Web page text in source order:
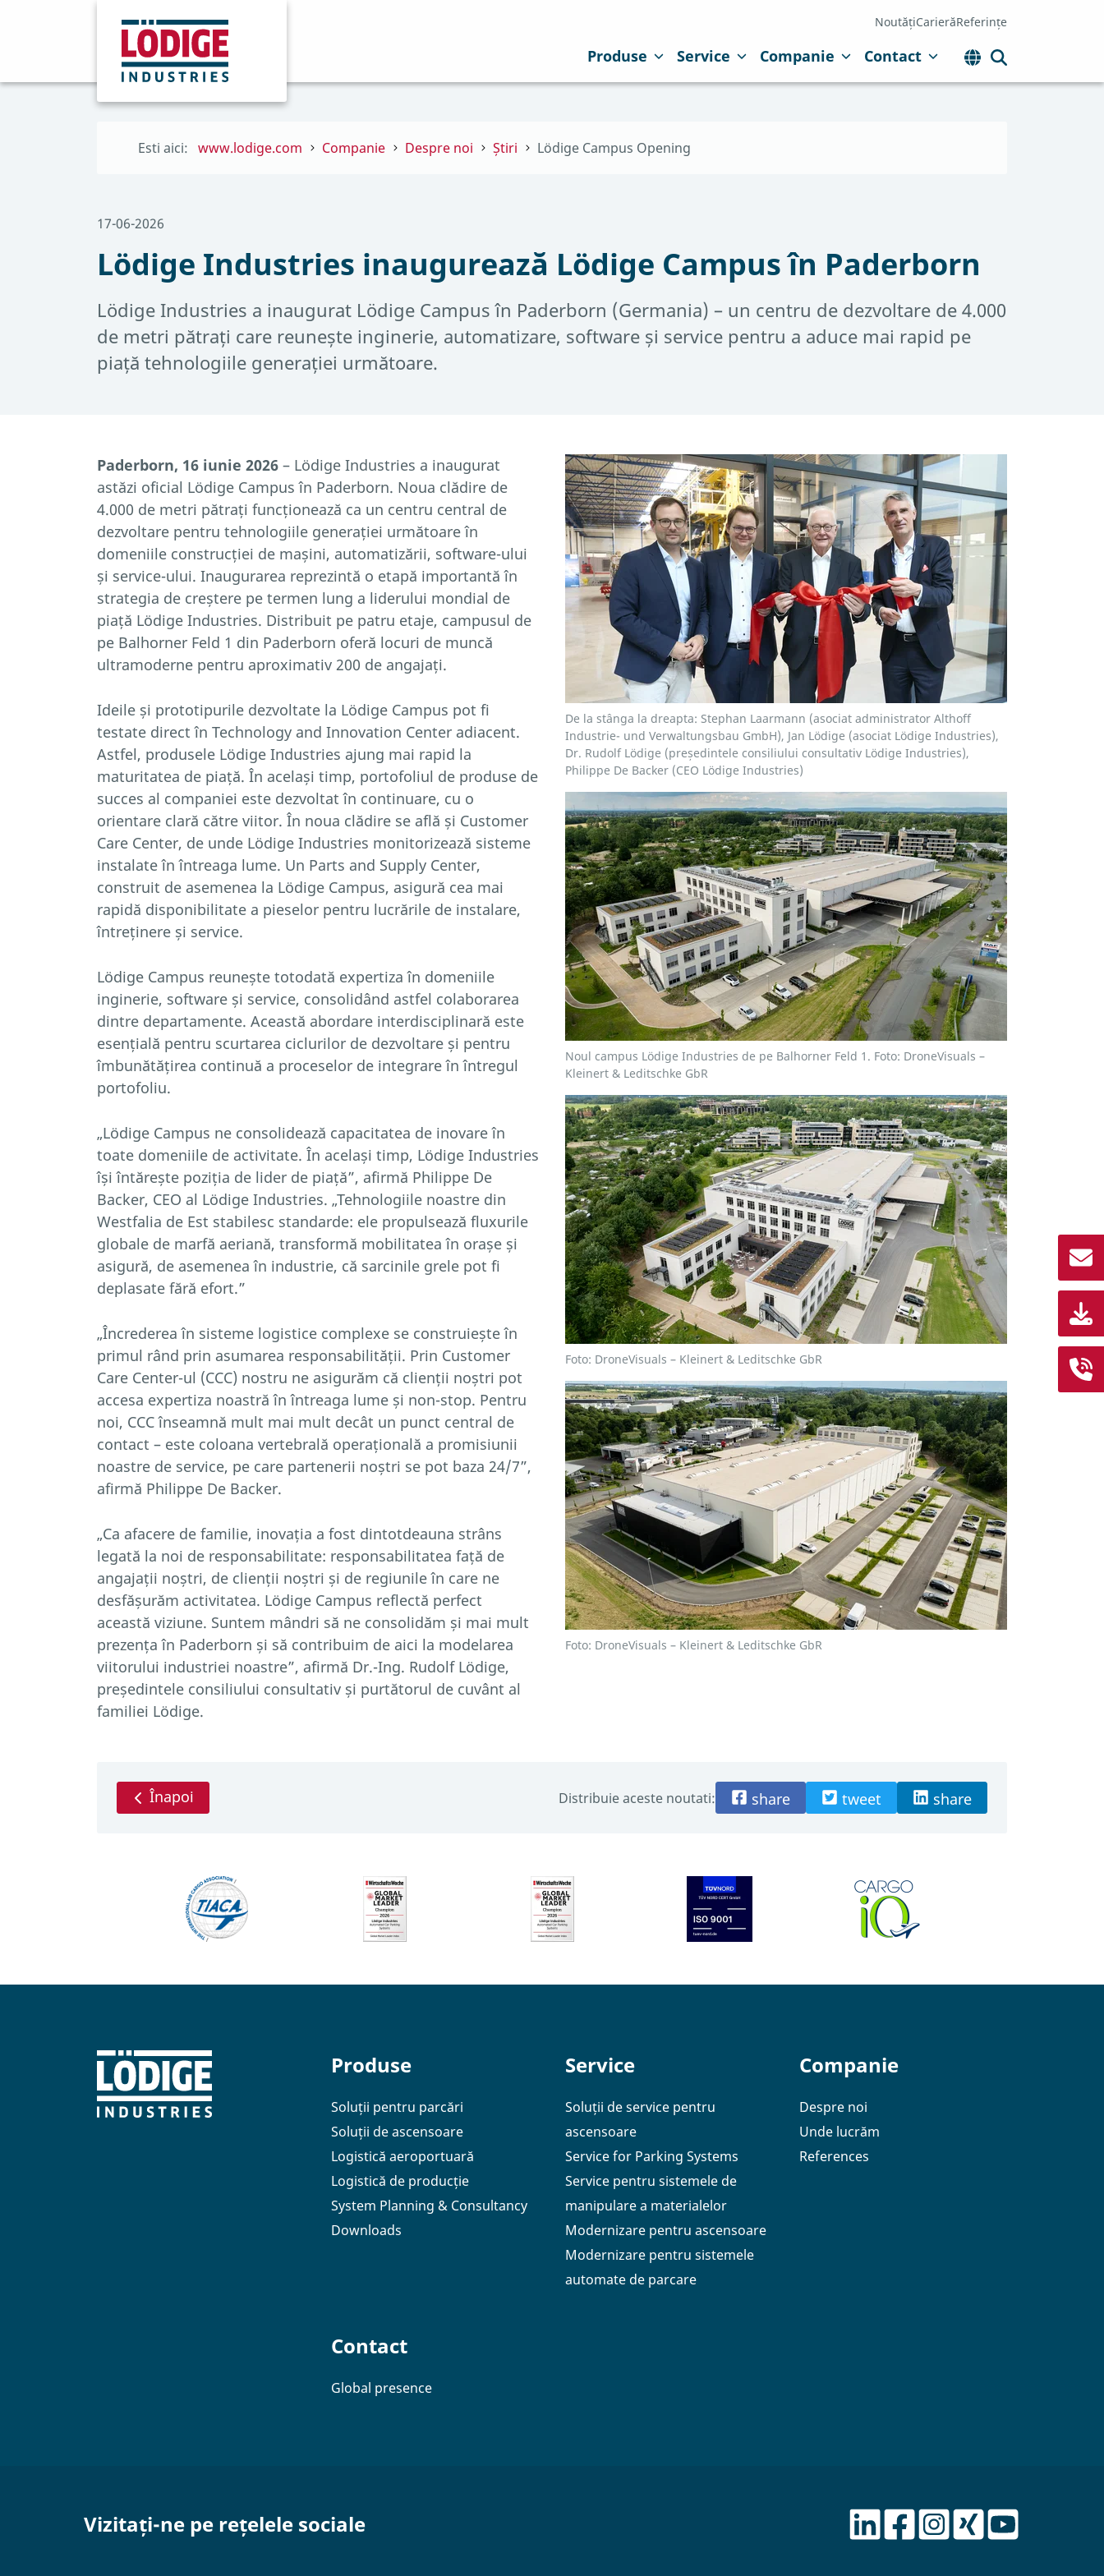
NoutățiCarierăReferințe
Produse Service Companie Contact
Esti aici: www.lodige.com Companie Despre noi Știri Lödige Campus Opening
17-06-2026
Lödige Industries inaugurează Lödige Campus în Paderborn
Lödige Industries a inaugurat Lödige Campus în Paderborn (Germania) – un centru de dezvoltare de 4.000
de metri pătrați care reunește inginerie, automatizare, software și service pentru a aduce mai rapid pe
piață tehnologiile generației următoare.
Paderborn, 16 iunie 2026 – Lödige Industries a inaugurat
astăzi oficial Lödige Campus în Paderborn. Noua clădire de
4.000 de metri pătrați funcționează ca un centru central de
dezvoltare pentru tehnologiile generației următoare în
domeniile construcției de mașini, automatizării, software-ului
și service-ului. Inaugurarea reprezintă o etapă importantă în
strategia de creștere pe termen lung a liderului mondial de
piață Lödige Industries. Distribuit pe patru etaje, campusul de
pe Balhorner Feld 1 din Paderborn oferă locuri de muncă
ultramoderne pentru aproximativ 200 de angajați.
Ideile și prototipurile dezvoltate la Lödige Campus pot fi
testate direct în Technology and Innovation Center adiacent.
Astfel, produsele Lödige Industries ajung mai rapid la
maturitatea de piață. În același timp, portofoliul de produse de
succes al companiei este dezvoltat în continuare, cu o
orientare clară către viitor. În noua clădire se află și Customer
Care Center, de unde Lödige Industries monitorizează sisteme
instalate în întreaga lume. Un Parts and Supply Center,
construit de asemenea la Lödige Campus, asigură cea mai
rapidă disponibilitate a pieselor pentru lucrările de instalare,
întreținere și service.
Lödige Campus reunește totodată expertiza în domeniile
inginerie, software și service, consolidând astfel colaborarea
dintre departamente. Această abordare interdisciplinară este
esențială pentru scurtarea ciclurilor de dezvoltare și pentru
îmbunătățirea continuă a proceselor de integrare în întregul
portofoliu.
„Lödige Campus ne consolidează capacitatea de inovare în
toate domeniile de activitate. În același timp, Lödige Industries
își întărește poziția de lider de piață”, afirmă Philippe De
Backer, CEO al Lödige Industries. „Tehnologiile noastre din
Westfalia de Est stabilesc standarde: ele propulsează fluxurile
globale de marfă aeriană, transformă mobilitatea în orașe și
asigură, de asemenea în industrie, că sarcinile grele pot fi
deplasate fără efort.”
„Încrederea în sisteme logistice complexe se construiește în
primul rând prin asumarea responsabilității. Prin Customer
Care Center-ul (CCC) nostru ne asigurăm că clienții noștri pot
accesa expertiza noastră în întreaga lume și non-stop. Pentru
noi, CCC înseamnă mult mai mult decât un punct central de
contact – este coloana vertebrală operațională a promisiunii
noastre de service, pe care partenerii noștri se pot baza 24/7”,
afirmă Philippe De Backer.
„Ca afacere de familie, inovația a fost dintotdeauna strâns
legată la noi de responsabilitate: responsabilitatea față de
angajații noștri, de clienții noștri și de regiunile în care ne
desfășurăm activitatea. Lödige Campus reflectă perfect
această viziune. Suntem mândri să ne consolidăm și mai mult
prezența în Paderborn și să contribuim de aici la modelarea
viitorului industriei noastre”, afirmă Dr.-Ing. Rudolf Lödige,
președintele consiliului consultativ și purtătorul de cuvânt al
familiei Lödige.
De la stânga la dreapta: Stephan Laarmann (asociat administrator Althoff
Industrie- und Verwaltungsbau GmbH), Jan Lödige (asociat Lödige Industries),
Dr. Rudolf Lödige (președintele consiliului consultativ Lödige Industries),
Philippe De Backer (CEO Lödige Industries)
Noul campus Lödige Industries de pe Balhorner Feld 1. Foto: DroneVisuals –
Kleinert & Leditschke GbR
Foto: DroneVisuals – Kleinert & Leditschke GbR
Foto: DroneVisuals – Kleinert & Leditschke GbR
Înapoi Distribuie aceste noutati: share tweet share
Produse
Soluții pentru parcări
Soluții de ascensoare
Logistică aeroportuară
Logistică de producție
System Planning & Consultancy
Downloads
Service
Soluții de service pentru
ascensoare
Service for Parking Systems
Service pentru sistemele de
manipulare a materialelor
Modernizare pentru ascensoare
Modernizare pentru sistemele
automate de parcare
Companie
Despre noi
Unde lucrăm
References
Contact
Global presence
Vizitați-ne pe rețelele sociale